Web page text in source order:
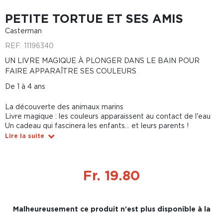
PETITE TORTUE ET SES AMIS
Casterman
REF. 11196340
UN LIVRE MAGIQUE À PLONGER DANS LE BAIN POUR
FAIRE APPARAÎTRE SES COULEURS
De 1 à 4 ans
La découverte des animaux marins
Livre magique : les couleurs apparaissent au contact de l'eau
Un cadeau qui fascinera les enfants... et leurs parents !
Lire la suite
Fr. 19.80
Malheureusement ce produit n'est plus disponible à la